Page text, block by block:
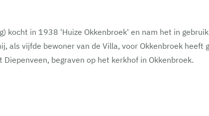
kocht in 1938 'Huize Okkenbroek' en nam het in
vijfde bewoner van de Villa, voor Okkenbroek heeft
begraven op het kerkhof in Okkenbroek.